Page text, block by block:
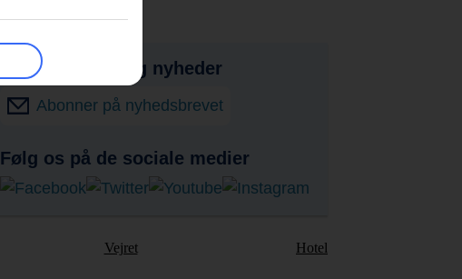
Få tilbud, tips og nyheder
Abonner på nyhedsbrevet
Følg os på de sociale medier
Vejret Hotel